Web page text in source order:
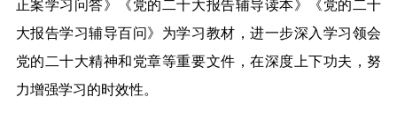
正案学习问答》《党的二十大报告辅导读本》《党的二十
大报告学习辅导百问》为学习教材，进一步深入学习领会
党的二十大精神和党章等重要文件，在深度上下功夫，努
力增强学习的时效性。